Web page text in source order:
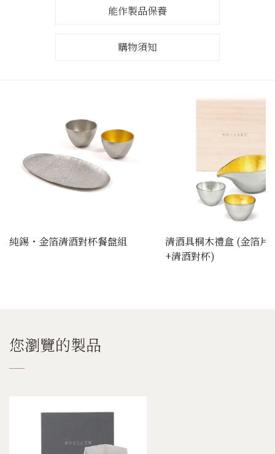
能作製品保養
購物須知
純錫・金箔清酒對杯餐盤組
清酒具桐木禮盒 (金箔片
+清酒對杯)
您瀏覽的製品